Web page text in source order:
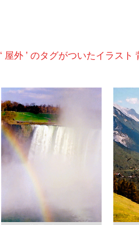
‘ 屋外 ’ のタグがついたイラスト